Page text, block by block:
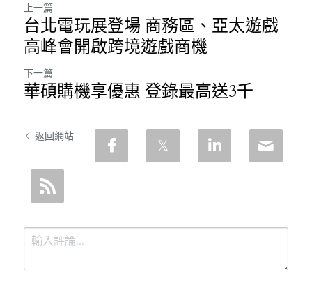
上一篇
台北電玩展登場 商務區、亞太遊戲
高峰會開啟跨境遊戲商機
下一篇
華碩購機享優惠 登錄最高送3千
返回網站